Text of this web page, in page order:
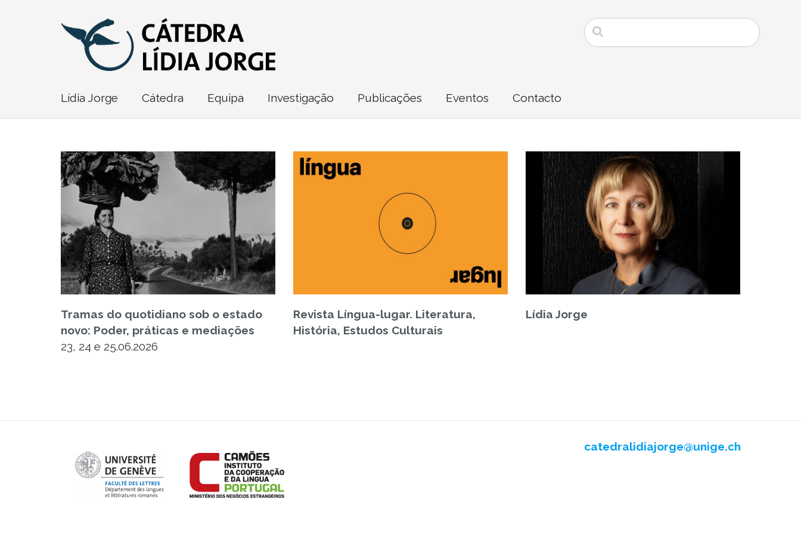
Lídia Jorge Cátedra Equipa Investigação Publicações Eventos Contacto
Tramas do quotidiano sob o estado
novo: Poder, práticas e mediações
23, 24 e 25.06.2026
Revista Língua-lugar. Literatura,
História, Estudos Culturais
Lídia Jorge
catedralidiajorge@unige.ch